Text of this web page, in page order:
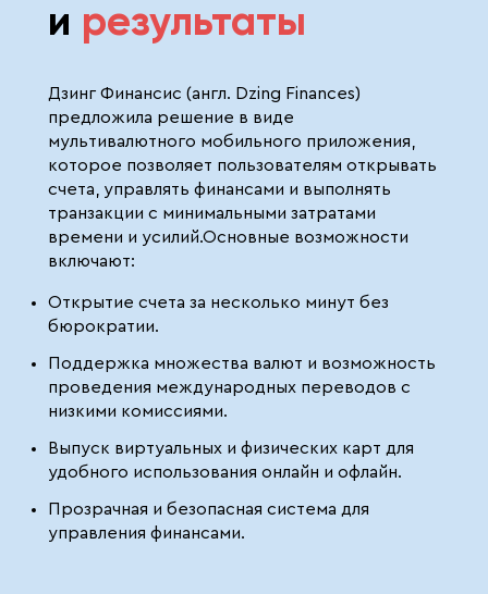
и результаты
Дзинг Финансис (англ. Dzing Finances)
предложила решение в виде
мультивалютного мобильного приложения,
которое позволяет пользователям открывать
счета, управлять финансами и выполнять
транзакции с минимальными затратами
времени и усилий.Основные возможности
включают:
Открытие счета за несколько минут без
бюрократии.
Поддержка множества валют и возможность
проведения международных переводов с
низкими комиссиями.
Выпуск виртуальных и физических карт для
удобного использования онлайн и офлайн.
Прозрачная и безопасная система для
управления финансами.